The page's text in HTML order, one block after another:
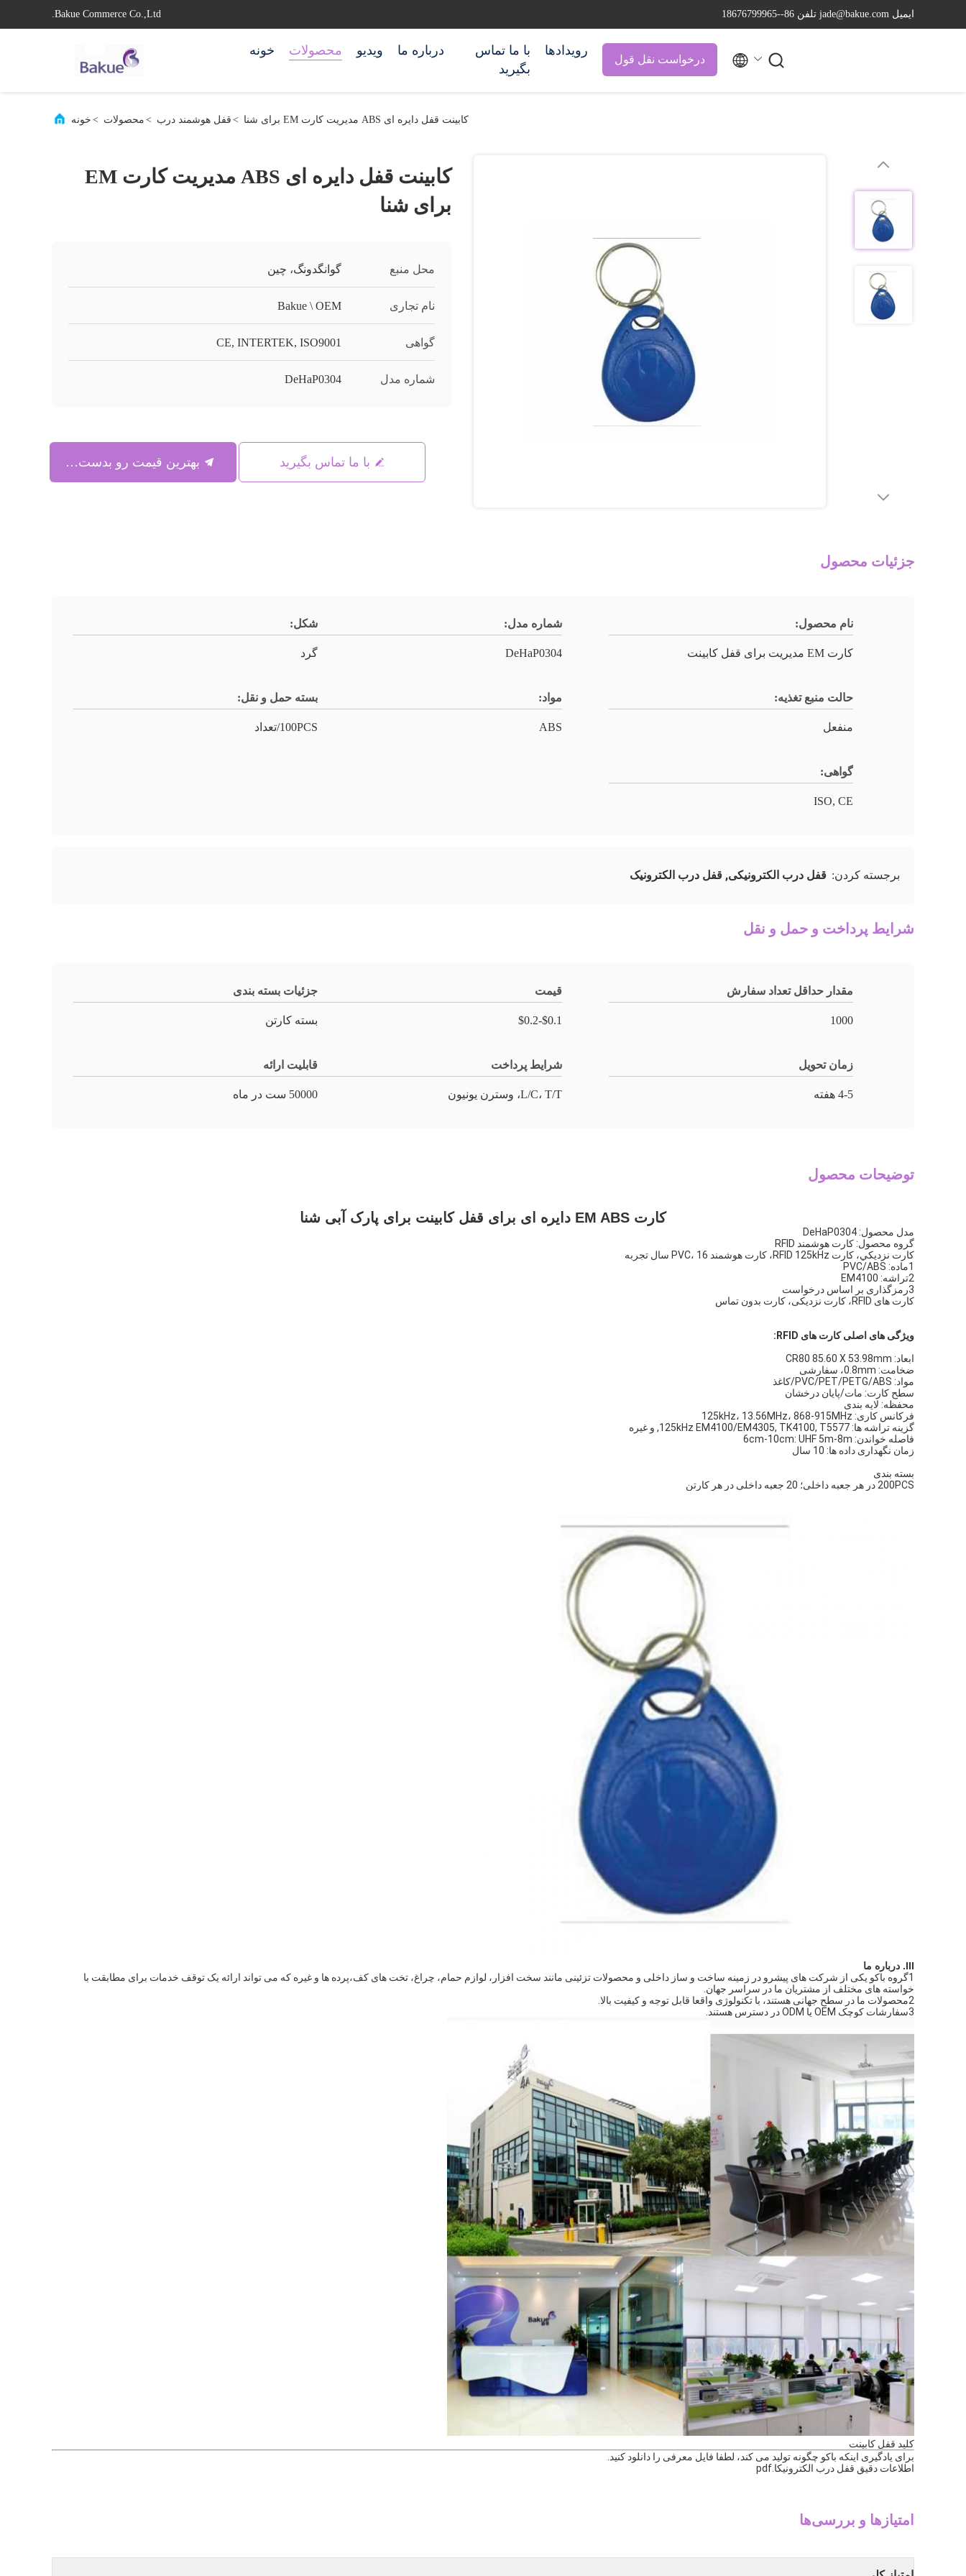
Bakue Commerce Co.,Ltd. ایمیل jade@bakue.com تلفن 86--18676799965
خونه محصولات ویدیو درباره ما
با ما تماس
بگیرید
رویدادها
درخواست نقل قول  
خونه > محصولات > قفل هوشمند درب > کابینت قفل دایره ای ABS مدیریت کارت EM برای شنا
کابینت قفل دایره ای ABS مدیریت کارت EM
برای شنا
محل منبع گوانگدونگ، چین
نام تجاری Bakue \ OEM
گواهی CE, INTERTEK, ISO9001
شماره مدل DeHaP0304
با ما تماس بگیرید
جزئیات محصول
نام محصول:
کارت EM مدیریت برای قفل کابینت
شماره مدل:
DeHaP0304
شکل:
گرد
حالت منبع تغذیه:
منفعل
مواد:
ABS
بسته حمل و نقل:
100PCS/تعداد
گواهی:
ISO, CE
برجسته کردن: قفل درب الکترونیکی, قفل درب الکترونیک
شرایط پرداخت و حمل و نقل
مقدار حداقل تعداد سفارش
1000
قیمت
$0.1-$0.2
جزئیات بسته بندی
بسته کارتن
زمان تحویل
4-5 هفته
شرایط پرداخت
L/C، T/T، وسترن یونیون
قابلیت ارائه
50000 ست در ماه
توضیحات محصول
کارت EM ABS دایره ای برای قفل کابینت برای پارک آبی شنا
مدل محصول: DeHaP0304
گروه محصول: کارت هوشمند RFID
کارت نزديکي، کارت RFID 125kHz، کارت هوشمند PVC، 16 سال تجربه
1ماده: PVC/ABS
2تراشه: EM4100
3رمزگذاری بر اساس درخواست
کارت های RFID، کارت نزدیکی، کارت بدون تماس
ویژگی های اصلی کارت های RFID:
ابعاد: CR80 85.60 X 53.98mm
ضخامت: 0.8mm، سفارشی
مواد: PVC/PET/PETG/ABS/کاغذ
سطح کارت: مات/پایان درخشان
محفظه: لایه بندی
فرکانس کاری: 125kHz، 13.56MHz، 868-915MHz
گزینه تراشه ها: 125kHz EM4100/EM4305, TK4100, T5577, و غیره
فاصله خواندن: 6cm-10cm: UHF 5m-8m
زمان نگهداری داده ها: 10 سال
بسته بندی
200PCS در هر جعبه داخلی؛ 20 جعبه داخلی در هر کارتن
III. درباره ما
1گروه باکو یکی از شرکت های پیشرو در زمینه ساخت و ساز داخلی و محصولات تزئینی مانند سخت افزار، لوازم حمام، چراغ، تخت های کف،پرده ها و غیره که می تواند ارائه یک توقف خدمات برای مطابقت با
خواسته های مختلف از مشتریان ما در سراسر جهان.
2محصولات ما در سطح جهانی هستند، با تکنولوژی واقعا قابل توجه و کیفیت بالا.
3سفارشات کوچک OEM یا ODM در دسترس هستند.
کليد قفل کابينت
برای یادگیری اینکه باکو چگونه تولید می کند، لطفا فایل معرفی را دانلود کنید.
اطلاعات دقیق قفل درب الکترونیکا.pdf
امتیازها و بررسی‌ها